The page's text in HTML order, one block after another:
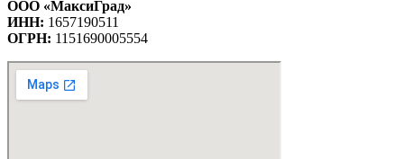
ООО «МаксиГрад»
ИНН: 1657190511
ОГРН: 1151690005554